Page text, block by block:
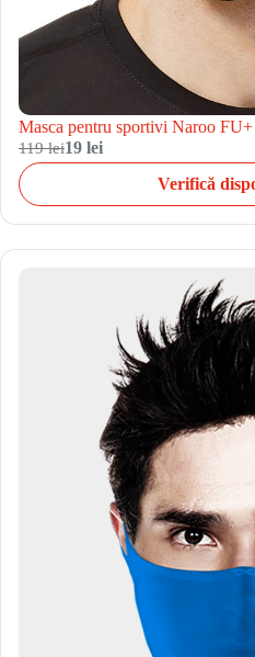
Masca pentru sportivi Naroo
119 lei19 lei
Verifică